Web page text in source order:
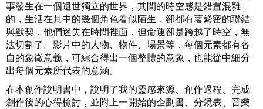
事發生在一個遺世獨立的世界，其間的時空感是錯置混雜
的，生活在其中的幾個角色看似陌生，卻都有著緊密的聯結
與默契，他們迷失在時間裡面，但命運卻是跨越了時空，無
法切割了。影片中的人物、物件、場景等，每個元素都有各
自的象徵意義，可綜合得出一個整體的意象，也能從中細分
出每個元素所代表的意涵。
在本創作說明書中，說明了我的靈感來源、創作過程、完成
創作後的心得檢討，並附上一開始的企劃書、分鏡表、音樂